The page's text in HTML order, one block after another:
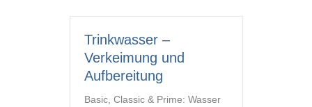
Trinkwasser –
Verkeimung und
Aufbereitung
Basic, Classic & Prime: Wasser